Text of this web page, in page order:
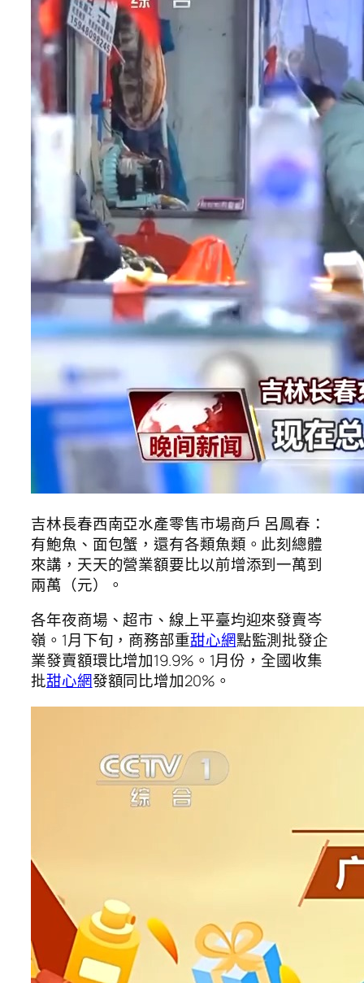
吉林長春西南亞水產零售市場商戶 呂鳳春：
有鮑魚、面包蟹，還有各類魚類。此刻總體
來講，天天的營業額要比以前增添到一萬到
兩萬（元）。
各年夜商場、超市、線上平臺均迎來發賣岑
嶺。1月下旬，商務部重甜心網點監測批發企
業發賣額環比增加19.9%。1月份，全國收集
批甜心網發額同比增加20%。